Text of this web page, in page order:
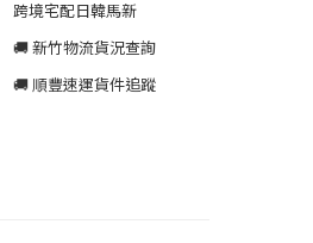
跨境宅配日韓馬新
🚚 新竹物流貨況查詢
🚚 順豐速運貨件追蹤